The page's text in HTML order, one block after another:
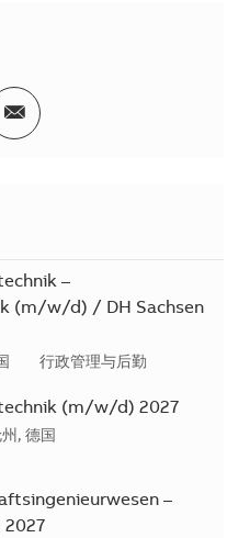
到Twitter
分享到电子邮件
–
(m/w/d) / DH Sachsen
类别
行政管理与后勤
(m/w/d) 2027
, 德国
–